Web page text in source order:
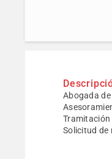
Abogada
Tramitación
Solicitud de